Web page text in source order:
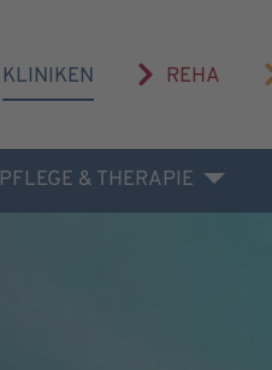
KLINIKEN REHA
PFLEGE & THERAPIE